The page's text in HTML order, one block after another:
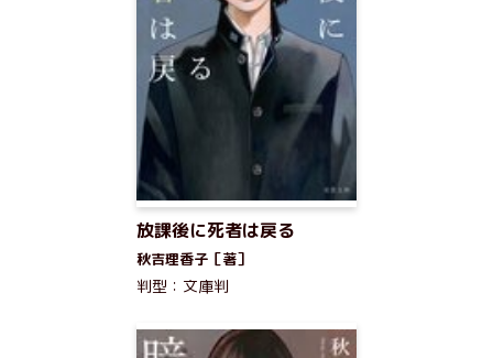
放課後に死者は戻る
秋吉理香子［著］
判型：文庫判